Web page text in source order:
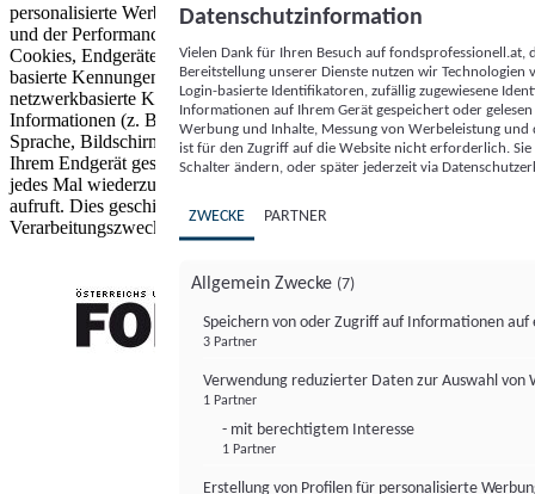
personalisierte Werbung und Inhalte, Messung von Werbeleistung
und der Performance von Inhalten sowie Zielgruppenforschung.
Cookies, Endgeräte- oder ähnliche Online-Kennungen (z. B. login-
basierte Kennungen, zufällig generierte Kennungen,
netzwerkbasierte Kennungen) können zusammen mit anderen
Informationen (z. B. Browsertyp und Browserinformationen,
Sprache, Bildschirmgröße, unterstützte Technologien usw.) auf
Ihrem Endgerät gespeichert oder von dort ausgelesen werden, um es
jedes Mal wiederzuerkennen, wenn es eine App oder einer Webseite
aufruft. Dies geschieht für einen oder mehrere der hier aufgeführten
Verarbeitungszwecke.
Datenschutzinformation
Vielen Dank für Ihren Besuch auf
Bereitstellung unserer Dienste nutzen wir Technologien
Login-basierte Identifikatoren, zufällig zugewiesene
Informationen auf Ihrem Gerät gespeichert oder
Werbung und Inhalte, Messung von Werbeleistung
ist für den Zugriff auf die Website nicht erforderlich.
Schalter ändern, oder später jederzeit via
ZWECKE PARTNER
Allgemein Zwecke (7)
Speichern von oder Zugriff auf Informationen auf
3 Partner
Verwendung reduzierter Daten zur Auswahl von
1 Partner
- mit berechtigtem Interesse
1 Partner
Erstellung von Profilen für personalisierte
FONDS professionell